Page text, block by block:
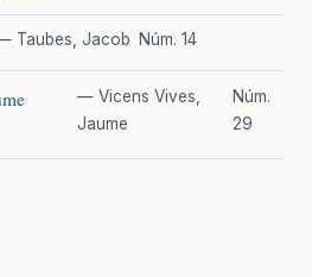
Taubes, Jacob Núm. 14
— Vicens Vives,
Jaume
Núm.
29